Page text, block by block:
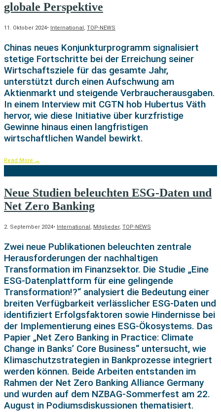
globale Perspektive
11. Oktober 2024• International , TOP-NEWS
Chinas neues Konjunkturprogramm signalisiert
stetige Fortschritte bei der Erreichung seiner
Wirtschaftsziele für das gesamte Jahr,
unterstützt durch einen Aufschwung am
Aktienmarkt und steigende Verbraucherausgaben.
In einem Interview mit CGTN hob Hubertus Väth
hervor, wie diese Initiative über kurzfristige
Gewinne hinaus einen langfristigen
wirtschaftlichen Wandel bewirkt.
Read More →
Neue Studien beleuchten ESG-Daten und
Net Zero Banking
2. September 2024• International , Mitglieder, TOP-NEWS
Zwei neue Publikationen beleuchten zentrale
Herausforderungen der nachhaltigen
Transformation im Finanzsektor. Die Studie „Eine
ESG-Datenplattform für eine gelingende
Transformation!?“ analysiert die Bedeutung einer
breiten Verfügbarkeit verlässlicher ESG-Daten und
identifiziert Erfolgsfaktoren sowie Hindernisse bei
der Implementierung eines ESG-Ökosystems. Das
Papier „Net Zero Banking in Practice: Climate
Change in Banks’ Core Business“ untersucht, wie
Klimaschutzstrategien in Bankprozesse integriert
werden können. Beide Arbeiten entstanden im
Rahmen der Net Zero Banking Alliance Germany
und wurden auf dem NZBAG-Sommerfest am 22.
August in Podiumsdiskussionen thematisiert.